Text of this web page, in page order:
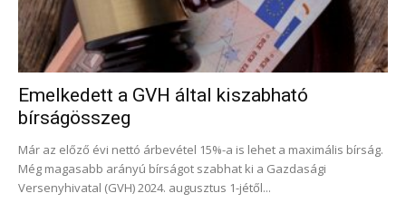
Emelkedett a GVH által kiszabható
bírságösszeg
Már az előző évi nettó árbevétel 15%-a is lehet a maximális bírság.
Még magasabb arányú bírságot szabhat ki a Gazdasági
Versenyhivatal (GVH) 2024. augusztus 1-jétől...